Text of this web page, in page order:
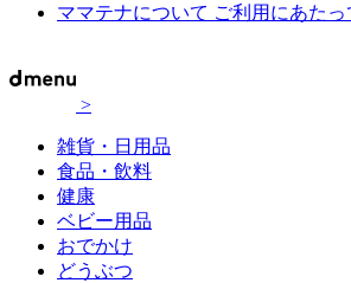
ママテナについて ご利用にあたっ
>
雑貨・日用品
食品・飲料
健康
ベビー用品
おでかけ
どうぶつ